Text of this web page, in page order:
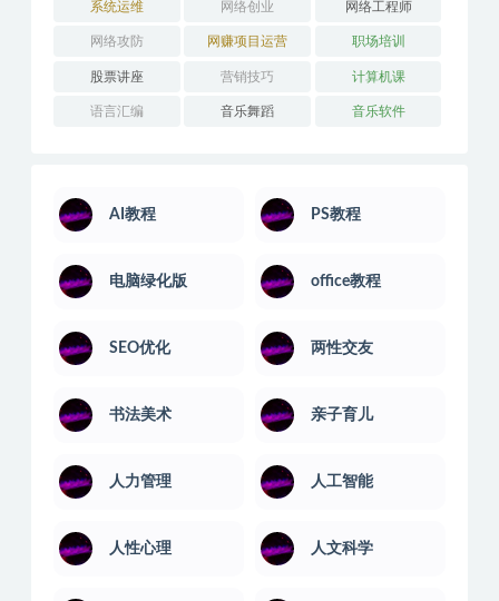
系统运维 网络创业 网络工程师
网络攻防 网赚项目运营 职场培训
股票讲座 营销技巧 计算机课
语言汇编 音乐舞蹈 音乐软件
AI教程 PS教程
电脑绿化版 office教程
SEO优化 两性交友
书法美术 亲子育儿
人力管理 人工智能
人性心理 人文科学